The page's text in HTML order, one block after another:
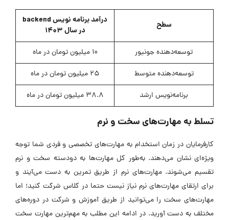
سطح
درآمد برنامه نویس backend
در سال 1403
توسعه‌دهنده جونیور
10 میلیون تومان در ماه
توسعه‌دهنده متوسط
25 میلیون تومان در ماه
برنامه‌نویس ارشد
38.8 میلیون تومان در ماه
تسلط به مهارت‌های سخت و نرم
کارفرمایان در زمان استخدام به مهارت‌های تخصصی و فردی شما توجه
ویژه‌ای نشان می‌دهند. به‌طور کل مهارت‌ها به دودسته سخت و نرم
تقسیم می‌شوند. مهارت‌های نرم از طریق تمرین به دست می‌آیند و
برای ارتقای مهارت‌های نرم نیاز نیست حتما در کلاس شرکت کنید؛ اما
مهارت‌های سخت را می‌توانید از طریق آموزش و شرکت در دوره‌های
مختلف به دست آورید. در ادامه این مطلب به مهم‌ترین مهارت سخت